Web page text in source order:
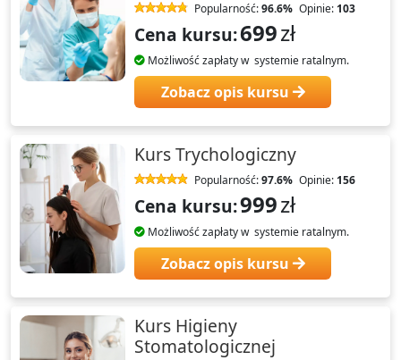
Popularność:96.6% Opinie: 103
Cena kursu:699zł
Możliwość zapłaty w systemie ratalnym.
Zobacz opis kursu
Kurs Trychologiczny
Popularność:97.6% Opinie: 156
Cena kursu:999zł
Możliwość zapłaty w systemie ratalnym.
Zobacz opis kursu
Kurs Higieny
Stomatologicznej